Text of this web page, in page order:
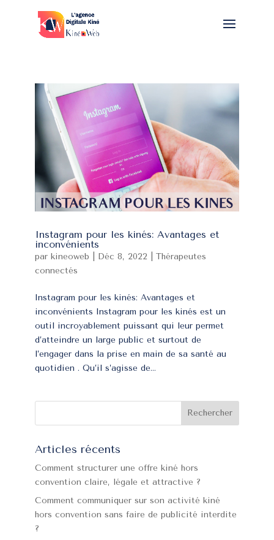
Instagram pour les kinés: Avantages et
inconvénients
par kineoweb Déc 8, 2022| Thérapeutes
connectés
Instagram pour les kinés: Avantages et
inconvénients Instagram pour les kinés est un
outil incroyablement puissant qui leur permet
d’atteindre un large public et surtout de
l’engager dans la prise en main de sa santé au
quotidien . Qu’il s’agisse de...
Articles récents
Comment structurer une offre kiné hors
convention claire, légale et attractive ?
Comment communiquer sur son activité kiné
hors convention sans faire de publicité interdite
?